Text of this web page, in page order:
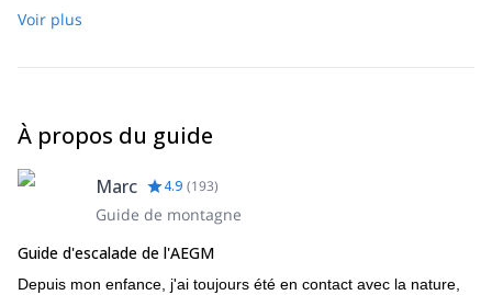
moyennant des frais supplémentaires.
dans le prix. Cette activité peut être adaptée à tous les
votre pointure pour pouvoir vous apporter les chaussures
Vous devez porter des vêtements et des chaussures de sport
confortables, si possible de montagne. Vous devez apporter un
sac à dos, de la nourriture et de l'eau pour la journée.
Voir plus
À propos du guide
Marc 4.9 (193)
Guide de montagne
Guide d'escalade de l'AEGM
Depuis mon enfance, j'ai toujours été en contact avec la nature,